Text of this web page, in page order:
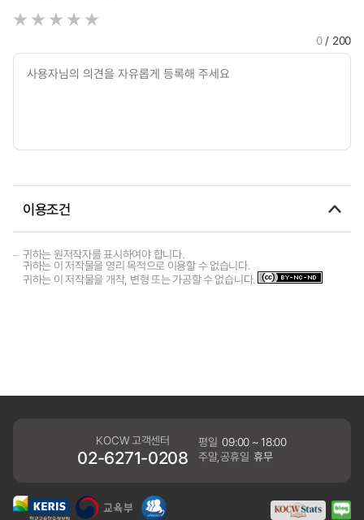
0/ 200
이용조건
귀하는 원저작자를 표시하여야 합니다.
귀하는 이 저작물을 영리 목적으로 이용할 수 없습니다.
귀하는 이 저작물을 개작, 변형 또는 가공할 수 없습니다.
KOCW 고객센터
02-6271-0208
평일 09:00 ~ 18:00
주말,공휴일 휴무